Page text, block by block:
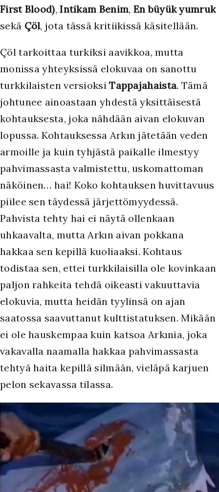
First Blood),Intikam Benim, En büyük yumruk
sekä Çöl, jota tässä kritiikissä käsitellään.
Çöl tarkoittaa turkiksi aavikkoa, mutta
monissa yhteyksissä elokuvaa on sanottu
turkkilaisten versioksiTappajahaista. Tämä
johtunee ainoastaan yhdestä yksittäisestä
kohtauksesta, joka nähdään aivan elokuvan
lopussa. Kohtauksessa Arkın jätetään veden
armoille ja kuin tyhjästä paikalle ilmestyy
pahvimassasta valmistettu, uskomattoman
näköinen… hai! Koko kohtauksen huvittavuus
piilee sen täydessä järjettömyydessä.
Pahvista tehty hai ei näytä ollenkaan
uhkaavalta, mutta Arkın aivan pokkana
hakkaa sen kepillä kuoliaaksi. Kohtaus
todistaa sen, ettei turkkilaisilla ole kovinkaan
paljon rahkeita tehdä oikeasti vakuuttavia
elokuvia, mutta heidän tyylinsä on ajan
saatossa saavuttanut kulttistatuksen. Mikään
ei ole hauskempaa kuin katsoa Arkınia, joka
vakavalla naamalla hakkaa pahvimassasta
tehtyä haita kepillä silmään, vieläpä karjuen
pelon sekavassa tilassa.